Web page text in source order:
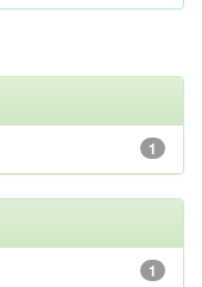
1
1